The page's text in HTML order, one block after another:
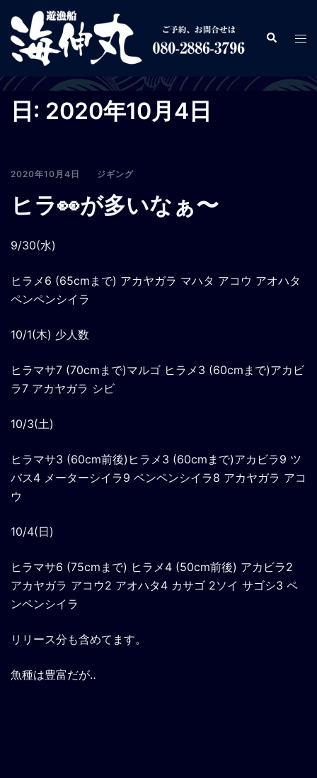
ツ
検
索
ト
メ
日: 2020年10月4日
2020年10月4日 ジギング
ヒラ👀が多いなぁ〜
9/30(水)
ヒラメ6 (65cmまで) アカヤガラ マハタ アコウ アオハタ
ペンペンシイラ
10/1(木) 少人数
ヒラマサ7 (70cmまで)マルゴ ヒラメ3 (60cmまで)アカビ
ラ7 アカヤガラ シビ
10/3(土)
ヒラマサ3 (60cm前後)ヒラメ3 (60cmまで)アカビラ9 ツ
バス4 メーターシイラ9 ペンペンシイラ8 アカヤガラ アコ
ウ
10/4(日)
ヒラマサ6 (75cmまで) ヒラメ4 (50cm前後) アカビラ2
アカヤガラ アコウ2 アオハタ4 カサゴ 2ソイ サゴシ3 ペ
ンペンシイラ
リリース分も含めてます。
魚種は豊富だが‥